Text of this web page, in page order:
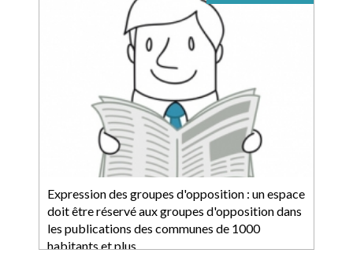
Expression des groupes d'opposition : un espace
doit être réservé aux groupes d'opposition dans
les publications des communes de 1000
habitants et plus